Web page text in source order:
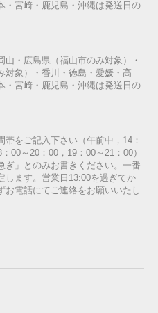
・宮崎・鹿児島・沖縄は発送日の
・広島県（福山市のみ対象）・
対象）・香川・徳島・愛媛・高
・宮崎・鹿児島・沖縄は発送日の
をご記入下さい（午前中，14：
00～20：00，19：00～21：00）
ぎ」とのみお書きください。一番
します。営業日13:00を過ぎてか
お電話にてご連絡をお願いいたし